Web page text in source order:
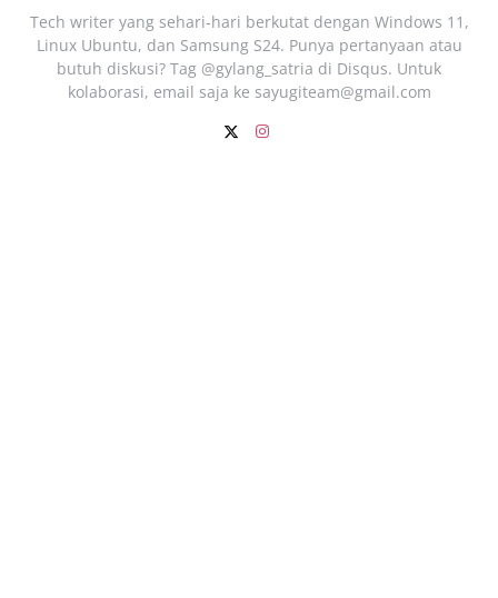
Tech writer yang sehari‑hari berkutat dengan Windows 11,
Linux Ubuntu, dan Samsung S24. Punya pertanyaan atau
butuh diskusi? Tag @gylang_satria di Disqus. Untuk
kolaborasi, email saja ke sayugiteam@gmail.com